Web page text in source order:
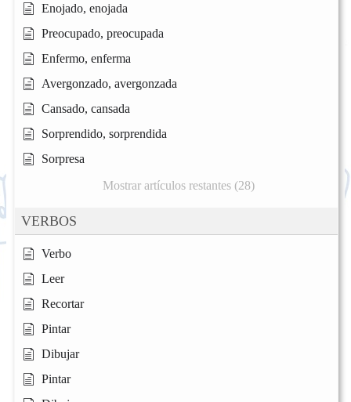
Enojado, enojada
Preocupado, preocupada
Enfermo, enferma
Avergonzado, avergonzada
Cansado, cansada
Sorprendido, sorprendida
Sorpresa
Mostrar artículos restantes (28)
VERBOS
Verbo
Leer
Recortar
Pintar
Dibujar
Pintar